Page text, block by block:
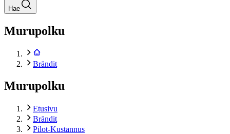
Hae
Murupolku
Brändit
Murupolku
Etusivu
Brändit
Pilot-Kustannus